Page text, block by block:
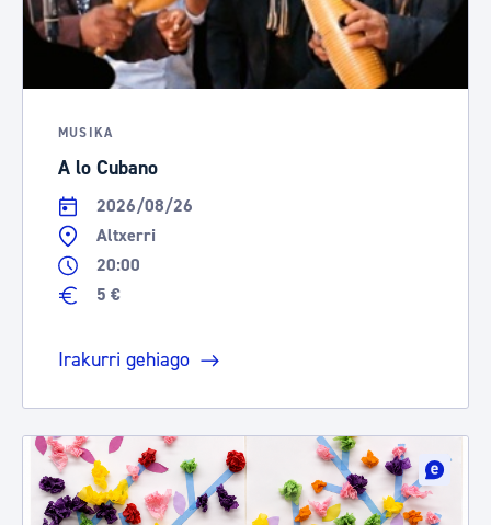
MUSIKA
A lo Cubano
2026/08/26
Altxerri
20:00
5 €
Irakurri gehiago